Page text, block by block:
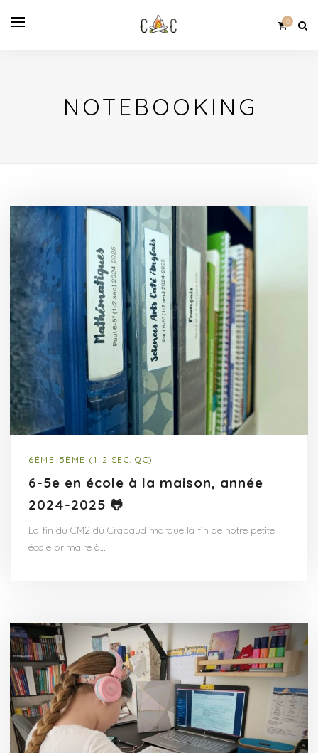
0
NOTEBOOKING
6ÈME-5ÈME (1-2 SEC. QC)
6-5e en école à la maison, année
2024-2025 🐸
La fin du CM2 du Crapaud marque la fin de notre petite
école primaire à…